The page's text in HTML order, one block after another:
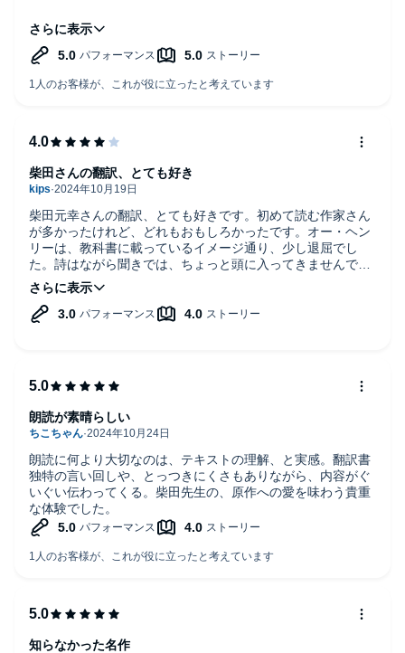
数日前に映画『パーフェクト・デイズ』を見て存在感のある
印象的な俳優さんが出演されていました。調べたら柴田元幸
さんでした。ビックリしました。
もっとこのシリーズ聴きたいです！安心して聴いていられる
柴田元幸さんの翻訳、とても好きです。初めて読む作家さん
が多かったけれど、どれもおもしろかったです。オー・ヘン
リーは、教科書に載っているイメージ通り、少し退屈でし
た。詩はながら聞きでは、ちょっと頭に入ってきませんでし
た。年代に区切ったアメリカ文学選集、アメリカの文化を少
し垣間見られたようで嬉しいです。続編も期待して待ってい
ます。
柴田さんの翻訳、とても好き
朗読に何より大切なのは、テキストの理解、と実感。翻訳書
独特の言い回しや、とっつきにくさもありながら、内容がぐ
いぐい伝わってくる。柴田先生の、原作への愛を味わう貴重
な体験でした。
朗読が素晴らしい
知らなかった名作